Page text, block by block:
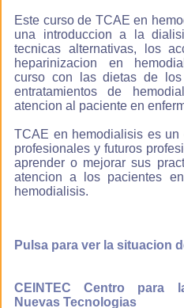
Con
sistema
learning
menos
que
estudio
que
propio
decir
Este curso de TCAE en
una introduccion a la
tecnicas alternativas, los
heparinizacion en
curso con las dietas de
entratamientos de
atencion al paciente en
TCAE en hemodialisis es un
profesionales y futuros
aprender o mejorar sus
atencion a los pacientes
hemodialisis.
Pulsa para ver la situacion
CEINTEC Centro para
Nuevas Tecnologias